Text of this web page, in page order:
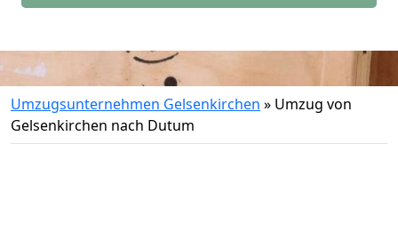
Umzugsunternehmen Gelsenkirchen » Umzug von
Gelsenkirchen nach Dutum